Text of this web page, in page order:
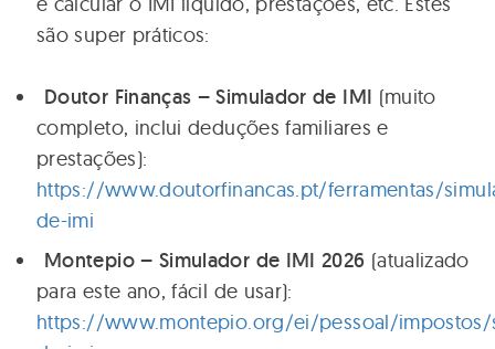
são super práticos:
Doutor Finanças – Simulador de IMI (muito
completo, inclui deduções familiares e
prestações):
https://www.doutorfinancas.pt/ferramentas/
de-imi
Montepio – Simulador de IMI 2026 (atualizado
para este ano, fácil de usar):
https://www.montepio.org/ei/pessoal/impostos/